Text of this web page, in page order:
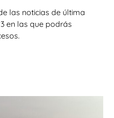
las noticias de última
en las que podrás